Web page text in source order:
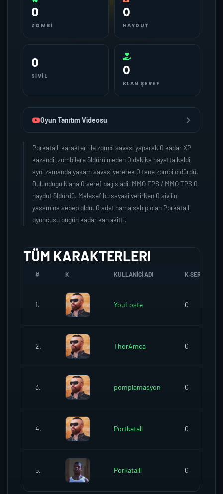
0
ZOMBI
0
HAYDUT
0
SIVIL 0
KLAN ŞEREF
Oyun Tanıtım Videosu
Porkatalll karakteri ile zombi savasi yaparak 0 kadar XP
kazandi, zombilere öldürülmeden 0 dakika hayatta kaldi,
ayni zamanda yasam savasi vererek 0 tane zombi öldürdü.
Bulundugu klana 0 seref bagisladi, MMO FPS / MMO TPS 0
haydut öldürdü. Malesef bu savasi verirken 0 sivilin
yasamina sebep oldu. 0 adet nama sahip olan Porkatalll
oyuncusu bugün kadar kan akitti.
TÜM KARAKTERLERI
# K KULLANICI ADI K.SEREFI
1. YouLoste 0
2. ThorAmca 0
3. pomplamasyon 0
4. Portkatall 0
5. Porkatalll 0